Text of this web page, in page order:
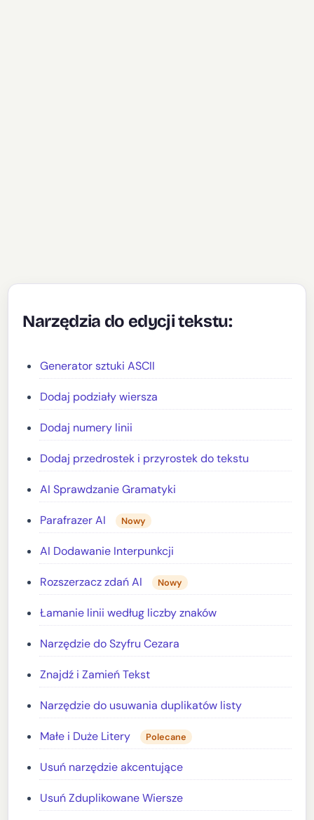
Narzędzia do edycji tekstu:
Generator sztuki ASCII
Dodaj podziały wiersza
Dodaj numery linii
Dodaj przedrostek i przyrostek do tekstu
AI Sprawdzanie Gramatyki
Parafrazer AI Nowy
AI Dodawanie Interpunkcji
Rozszerzacz zdań AI Nowy
Łamanie linii według liczby znaków
Narzędzie do Szyfru Cezara
Znajdź i Zamień Tekst
Narzędzie do usuwania duplikatów listy
Małe i Duże Litery Polecane
Usuń narzędzie akcentujące
Usuń Zduplikowane Wiersze